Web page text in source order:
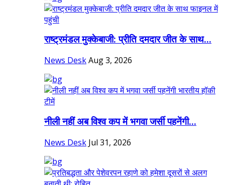
राष्ट्रमंडल मुक्केबाजी: प्रीति दमदार जीत के साथ...
News DeskAug 3, 2026
नीली नहीं अब विश्व कप में भगवा जर्सी पहनेंगी...
News Desk Jul 31, 2026